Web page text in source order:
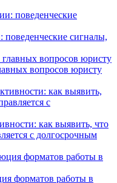
поведенческие сигналы,
вопросов юристу
как выявить, что
с долгосрочным
форматов работы в